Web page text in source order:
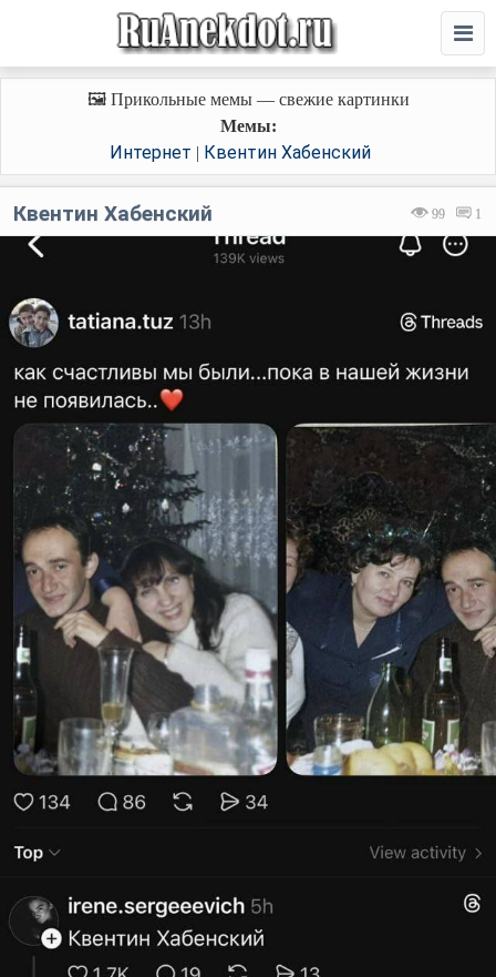
🖼️ Прикольные мемы — свежие картинки
Мемы:
Интернет | Квентин Хабенский
99 1
Квентин Хабенский